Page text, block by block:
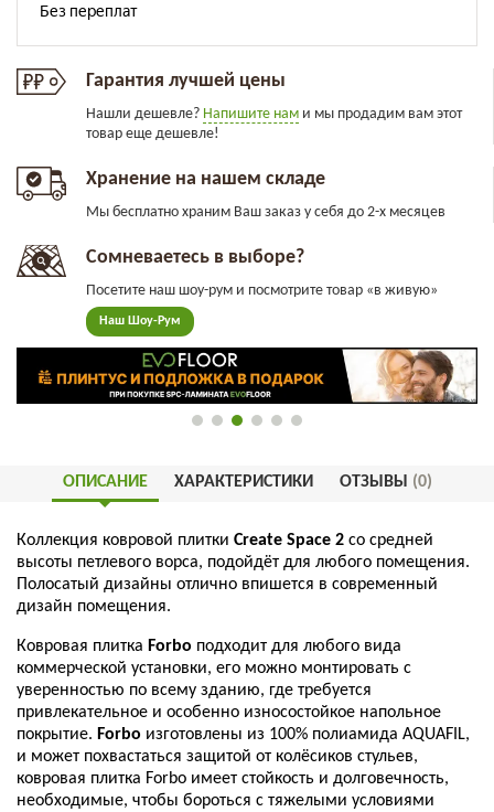
Гарантия лучшей цены
Нашли дешевле? Напишите нам и мы продадим вам этот
товар еще дешевле!
Хранение на нашем складе
Мы бесплатно храним Ваш заказ у себя до 2-х месяцев
Сомневаетесь в выборе?
Посетите наш шоу-рум и посмотрите товар «в живую»
Наш Шоу-Рум
ОПИСАНИЕ ХАРАКТЕРИСТИКИ ОТЗЫВЫ (0)
Коллекция ковровой плитки Create Space 2 со средней
высоты петлевого ворса, подойдёт для любого помещения.
Полосатый дизайны отлично впишется в современный
дизайн помещения.
Ковровая плитка Forbo подходит для любого вида
коммерческой установки, его можно монтировать с
уверенностью по всему зданию, где требуется
привлекательное и особенно износостойкое напольное
покрытие. Forbo изготовлены из 100% полиамида AQUAFIL,
и может похвастаться защитой от колёсиков стульев,
ковровая плитка Forbo имеет стойкость и долговечность,
необходимые, чтобы бороться с тяжелыми условиями